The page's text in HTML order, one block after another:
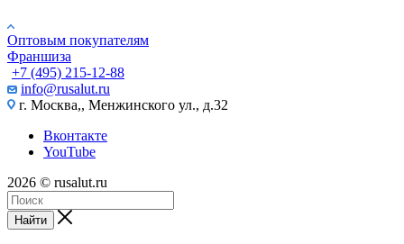
Оптовым покупателям
Франшиза
+7 (495) 215-12-88
info@rusalut.ru
г. Москва,, Менжинского ул., д.32
Вконтакте
YouTube
2026 © rusalut.ru
Найти